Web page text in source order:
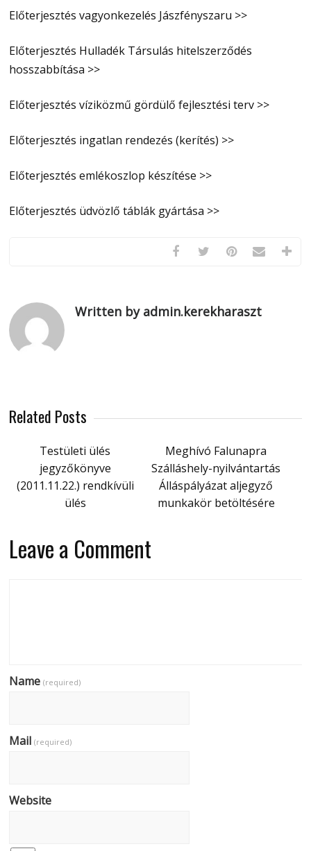
Előterjesztés vagyonkezelés Jászfényszaru >>
Előterjesztés Hulladék Társulás hitelszerződés
hosszabbítása >>
Előterjesztés víziközmű gördülő fejlesztési terv >>
Előterjesztés ingatlan rendezés (kerítés) >>
Előterjesztés emlékoszlop készítése >>
Előterjesztés üdvözlő táblák gyártása >>
Written by admin.kerekharaszt
Related Posts
Testületi ülés
jegyzőkönyve
(2011.11.22.) rendkívüli
ülés
Meghívó Falunapra
Szálláshely-nyilvántartás
Álláspályázat aljegyző
munkakör betöltésére
Leave a Comment
Name(required)
Mail(required)
Website